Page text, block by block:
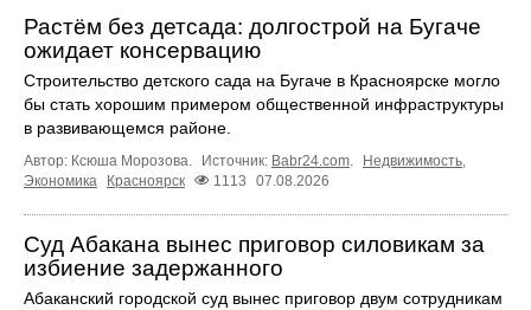
Растём без детсада: долгострой на Бугаче
ожидает консервацию
Строительство детского сада на Бугаче в Красноярске могло
бы стать хорошим примером общественной инфраструктуры
в развивающемся районе.
Автор: Ксюша Морозова. Источник: Babr24.com. Недвижимость,
Экономика
Красноярск 1113 07.08.2026
Суд Абакана вынес приговор силовикам за
избиение задержанного
Абаканский городской суд вынес приговор двум сотрудникам